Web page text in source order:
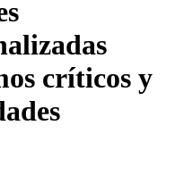
críticos y